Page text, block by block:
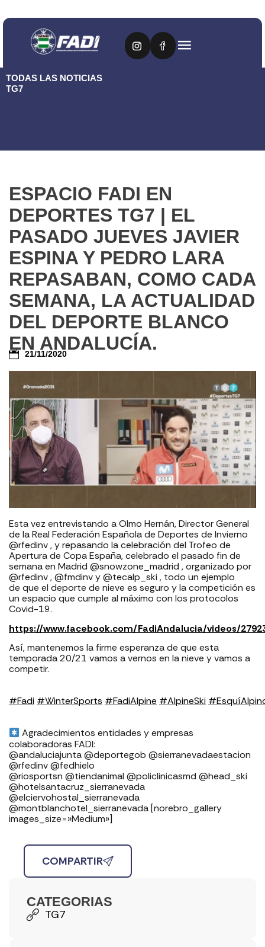
TODAS LAS NOTICIAS
TG7
ESPACIO FADI EN
DEPORTES TG7 | EL
PASADO JUEVES JAVIER
ESPINA Y PEDRO LARA
REPASABAN, COMO CADA
SEMANA, LA ACTUALIDAD
DEL DEPORTE BLANCO
EN ANDALUCÍA.⁣
21/11/2020
Esta vez entrevistando a Olmo Hernán, Director General
de la Real Federación Española de Deportes de Invierno
@rfedinv , y repasando la celebración del Trofeo de
Apertura de Copa España, celebrado el pasado fin de
semana en Madrid @snowzone_madrid , organizado por
@rfedinv , @fmdinv y @tecalp_ski , todo un ejemplo
de que el deporte de nieve es seguro y la competición es
un espacio que cumple al máximo con los protocolos
Covid-19.⁣
https://www.facebook.com/FadiAndalucia/videos/
Así, mantenemos la firme esperanza de que esta
temporada 20/21 vamos a vernos en la nieve y vamos a
competir.⁣
#Fadi #WinterSports #FadiAlpine #AlpineSki #
Agradecimientos entidades y empresas
colaboradoras FADI:⁣
⁣⁣⁣⁣@andaluciajunta @deportegob ⁣⁣⁣@sierranevadaestacion
@rfedinv @fedhielo ⁣⁣⁣⁣⁣⁣⁣⁣
@riosportsn @tiendanimal @policlinicasmd @head_ski
@hotelsantacruz_sierranevada
@elciervohostal_sierranevada
@montblanchotel_sierranevada[norebro_gallery
images_size=»Medium»]
COMPARTIR
CATEGORIAS
TG7